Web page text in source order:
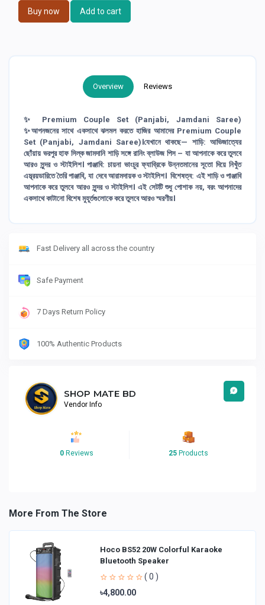
Buy now Add to cart
Overview Reviews
✨ Premium Couple Set (Panjabi, Jamdani Saree)
✨আপনজনের সাথে একসাথে ঝলমল করতে হাজির আমাদের Premium Couple
Set (Panjabi, Jamdani Saree)।যেখানে থাকছে— শাড়ি: আভিজাত্যের
ছোঁয়ায় ভরপুর হাফ সিল্ক জামদানি শাড়ি সঙ্গে রানিং ব্লাউজ পিস – যা আপনাকে করে তুলবে
আরও সুন্দর ও স্টাইলিশ। পাঞ্জাবি: চায়না ভাংচুর ফ্যাব্রিকে উন্নতমানের সূতো দিয়ে নিখুঁত
এম্ব্রয়ডারিতে তৈরি পাঞ্জাবি, যা দেবে আরামদায়ক ও স্টাইলিশ। বিশেষত্ব: এই শাড়ি ও পাঞ্জাবি
আপনাকে করে তুলবে আরও সুন্দর ও স্টাইলিশ। এই সেটটি শুধু পোশাক নয়, বরং আপনাদের
একসাথে কাটানো বিশেষ মুহূর্তগুলোকে করে তুলবে আরও স্মরণীয়।
Fast Delivery all across the country
Safe Payment
7 Days Return Policy
100% Authentic Products
SHOP MATE BD
Vendor Info
0 Reviews 25 Products
More From The Store
Hoco BS52 20W Colorful Karaoke
Bluetooth Speaker
( 0 )
৳4,800.00